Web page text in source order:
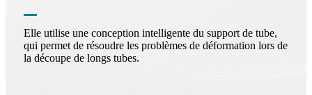
Elle utilise une conception intelligente du support de tube,
qui permet de résoudre les problèmes de déformation lors de
la découpe de longs tubes.